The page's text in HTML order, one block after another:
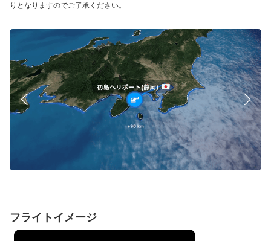
りとなりますのでご了承ください。
フライトイメージ